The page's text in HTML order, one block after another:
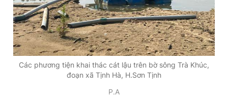
Các phương tiện khai thác cát lậu trên bờ sông Trà Khúc,
đoạn xã Tịnh Hà, H.Sơn Tịnh
P.A